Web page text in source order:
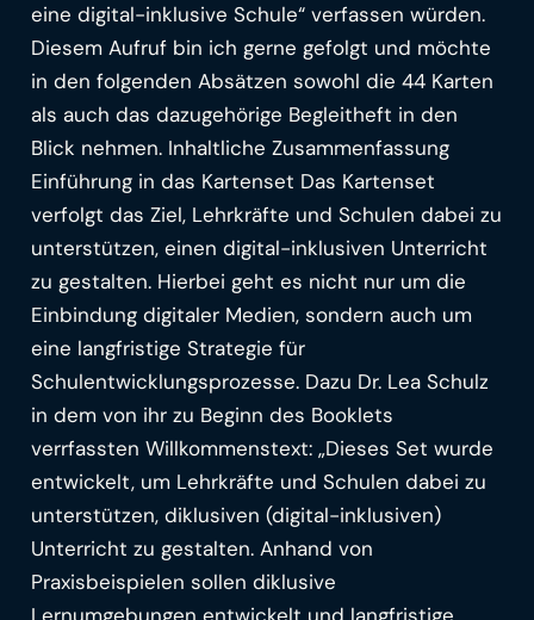
eine digital-inklusive Schule“ verfassen würden.
Diesem Aufruf bin ich gerne gefolgt und möchte
in den folgenden Absätzen sowohl die 44 Karten
als auch das dazugehörige Begleitheft in den
Blick nehmen. Inhaltliche Zusammenfassung
Einführung in das Kartenset Das Kartenset
verfolgt das Ziel, Lehrkräfte und Schulen dabei zu
unterstützen, einen digital-inklusiven Unterricht
zu gestalten. Hierbei geht es nicht nur um die
Einbindung digitaler Medien, sondern auch um
eine langfristige Strategie für
Schulentwicklungsprozesse. Dazu Dr. Lea Schulz
in dem von ihr zu Beginn des Booklets
verrfassten Willkommenstext: „Dieses Set wurde
entwickelt, um Lehrkräfte und Schulen dabei zu
unterstützen, diklusiven (digital-inklusiven)
Unterricht zu gestalten. Anhand von
Praxisbeispielen sollen diklusive